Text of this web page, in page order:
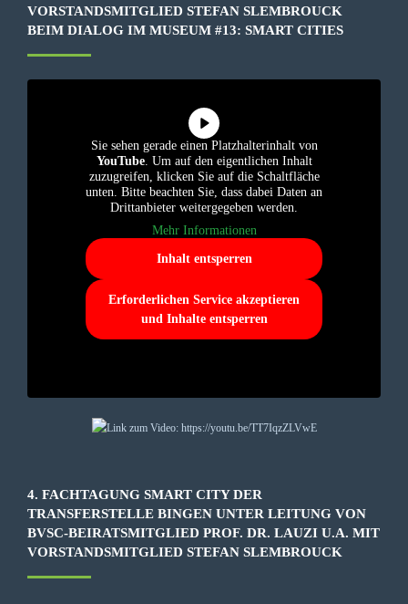
VORSTANDSMITGLIED STEFAN SLEMBROUCK
BEIM DIALOG IM MUSEUM #13: SMART CITIES
Sie sehen gerade einen Platzhalterinhalt von
YouTube. Um auf den eigentlichen Inhalt
zuzugreifen, klicken Sie auf die Schaltfläche
unten. Bitte beachten Sie, dass dabei Daten an
Drittanbieter weitergegeben werden.
Mehr Informationen
Inhalt entsperren
Erforderlichen Service akzeptieren
und Inhalte entsperren
4. FACHTAGUNG SMART CITY DER
TRANSFERSTELLE BINGEN UNTER LEITUNG VON
BVSC-BEIRATSMITGLIED PROF. DR. LAUZI U.A. MIT
VORSTANDSMITGLIED STEFAN SLEMBROUCK